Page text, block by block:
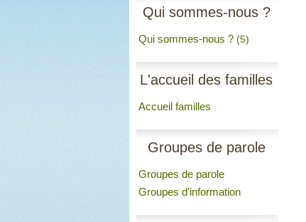
Qui sommes-nous ?
Qui sommes-nous ? (5)
L'accueil des familles
Accueil familles
Groupes de parole
Groupes de parole
Groupes d'information